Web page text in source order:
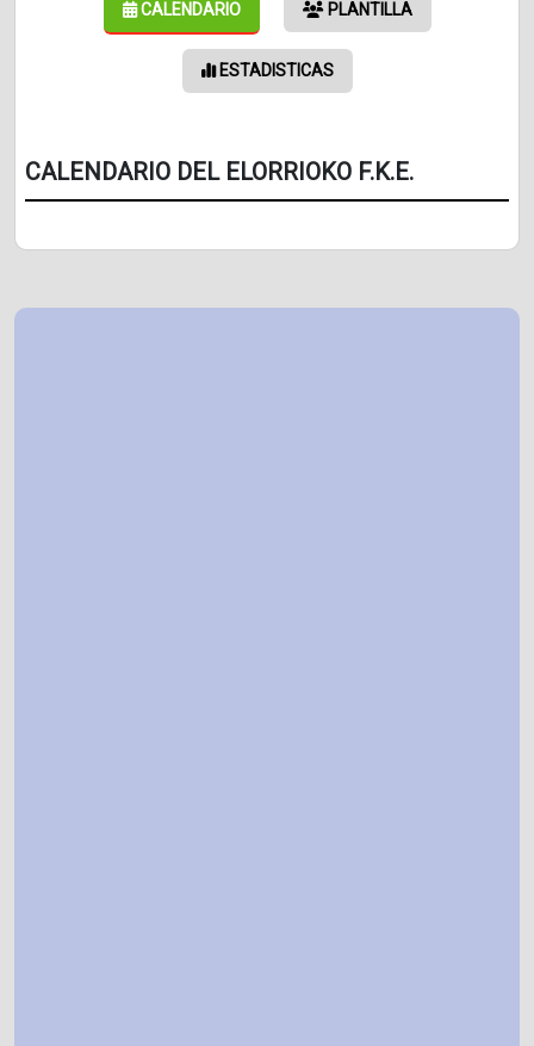
CALENDARIO PLANTILLA
ESTADISTICAS
CALENDARIO DEL ELORRIOKO F.K.E.